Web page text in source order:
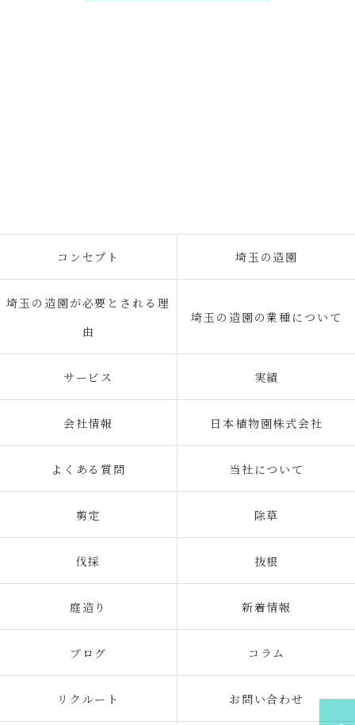
コンセプト 埼玉の造園
埼玉の造園が必要とされる理
由
埼玉の造園の業種について
サービス 実績
会社情報 日本植物園株式会社
よくある質問 当社について
剪定 除草
伐採 抜根
庭造り 新着情報
ブログ コラム
リクルート お問い合わせ